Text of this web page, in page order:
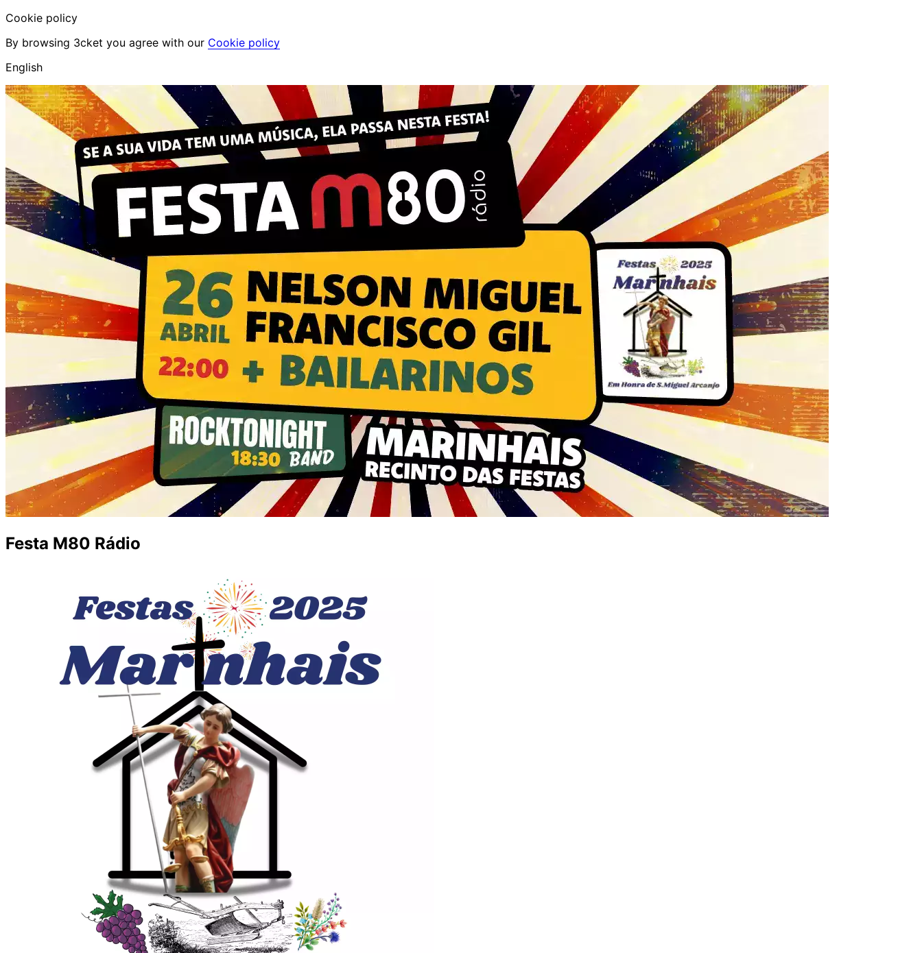
Cookie policy
By browsing 3cket you agree with our Cookie policy
English
Festa M80 Rádio